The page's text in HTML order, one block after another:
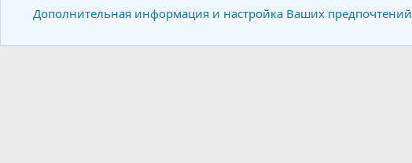
Дополнительная информация и настройка Ваших предпочтений